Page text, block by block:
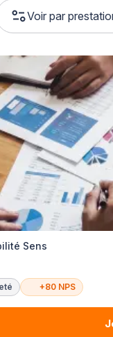
Voir par
Sens
+80 NPS